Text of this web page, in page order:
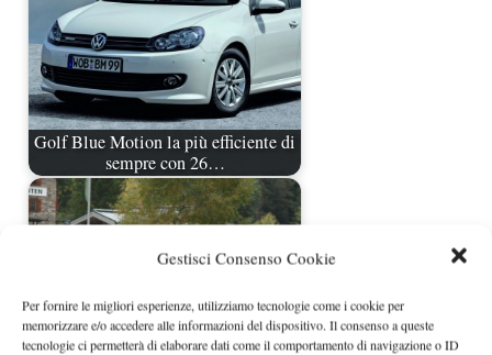
Gestisci Consenso Cookie
Per fornire le migliori esperienze, utilizziamo tecnologie come i cookie per
memorizzare e/o accedere alle informazioni del dispositivo. Il consenso a queste
tecnologie ci permetterà di elaborare dati come il comportamento di navigazione o ID
Golf Blue Motion la più efficiente di
sempre con 26…